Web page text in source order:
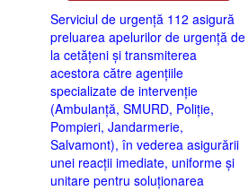
Serviciul de urgență 112 asigură
preluarea apelurilor de urgență de
la cetățeni și transmiterea
acestora către agențiile
specializate de intervenție
(Ambulanță, SMURD, Poliție,
Pompieri, Jandarmerie,
Salvamont), în vederea asigurării
unei reacții imediate, uniforme și
unitare pentru soluționarea